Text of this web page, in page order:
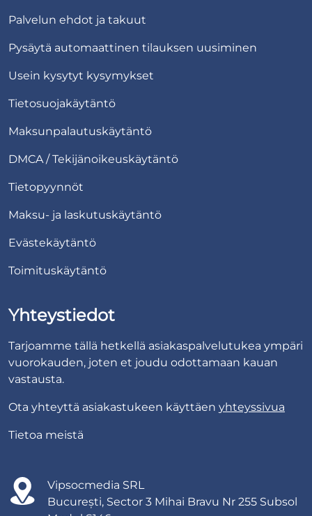
Palvelun ehdot ja takuut
Pysäytä automaattinen tilauksen uusiminen
Usein kysytyt kysymykset
Tietosuojakäytäntö
Maksunpalautuskäytäntö
DMCA / Tekijänoikeuskäytäntö
Tietopyynnöt
Maksu- ja laskutuskäytäntö
Evästekäytäntö
Toimituskäytäntö
Yhteystiedot
Tarjoamme tällä hetkellä asiakaspalvelutukea ympäri
vuorokauden, joten et joudu odottamaan kauan
vastausta.
Ota yhteyttä asiakastukeen käyttäen yhteyssivua
Tietoa meistä
Vipsocmedia SRL
București, Sector 3 Mihai Bravu Nr 255 Subsol